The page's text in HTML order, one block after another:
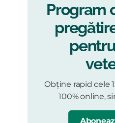
Program
Obține rapid cele
100% online,